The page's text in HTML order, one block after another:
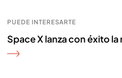
PUEDE INTERESARTE
Space X lanza con éxito